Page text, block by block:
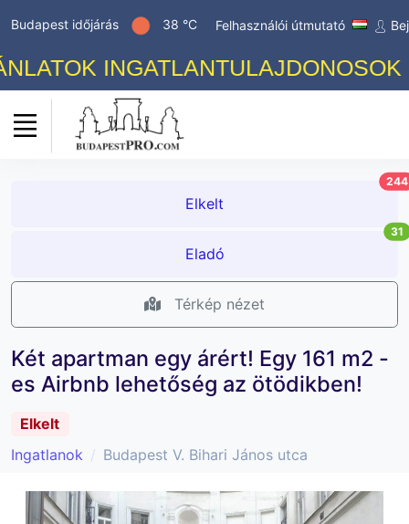
Budapest időjárás 38 °C Felhasználói útmutató
Elkelt
244
Eladó
31
Térkép nézet
Két apartman egy árért! Egy 161 m2 -
es Airbnb lehetőség az ötödikben!
Elkelt
Ingatlanok
Budapest V. Bihari János utca